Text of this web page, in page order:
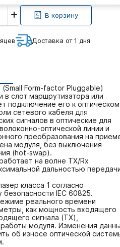
В корзину
Доставка от 1 дня
Form-factor Pluggable)
в слот маршрутизатора или
подключение его к
сетевого кабеля для
сигналов в оптические для
оптической линии и
преобразования на
модуля, без выключения
(hot-swap).
на волне TX/Rx
дальностью
класса 1 согласно
IEC 60825.
реального времени
как мощность входящего
сигнала (TX),
модуля. Изменения
об износе оптической